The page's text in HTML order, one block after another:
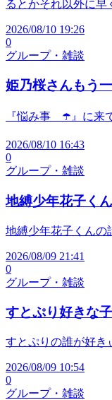
るとかそれ以外に早
2026/08/10 19:26
0
グループ・雑談
姫乃桜さんもう
『悩み事 ☂️』に来
2026/08/10 16:43
0
グループ・雑談
地縛少年花子く
地縛少年花子くんの
2026/08/09 21:41
0
グループ・雑談
すとぷり好きな
すとぷりの誰が好き
2026/08/09 10:54
0
グループ・雑談